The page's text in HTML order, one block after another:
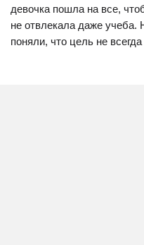
девочка пошла на все,
не отвлекала даже учеба.
поняли, что цель не